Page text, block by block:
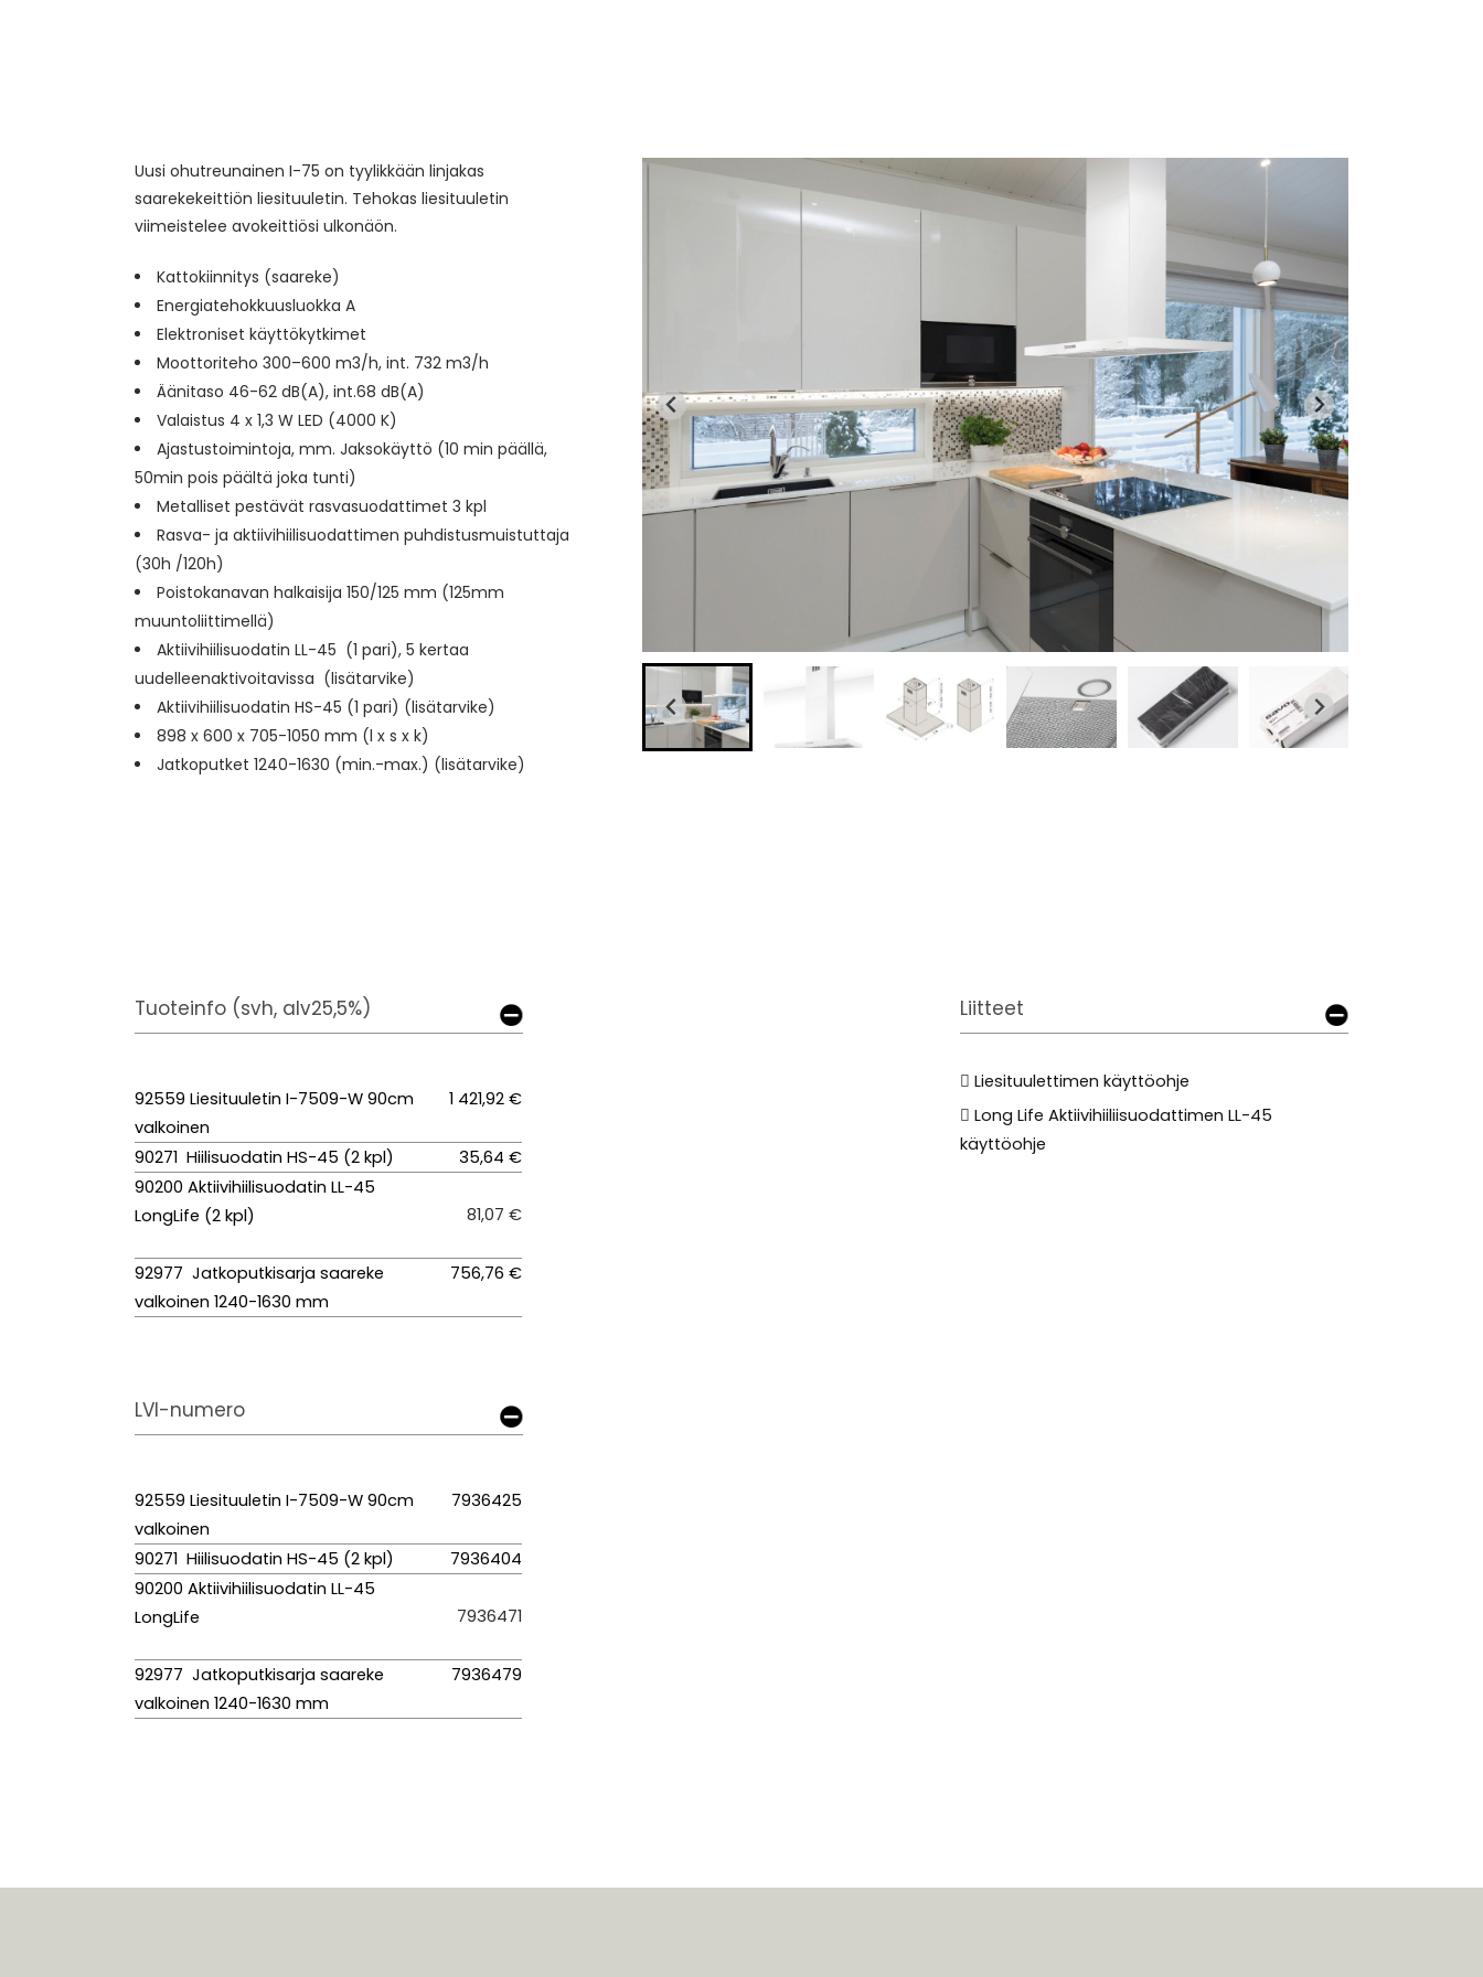
Uusi ohutreunainen I-75 on tyylikkään linjakas
saarekekeittiön liesituuletin. Tehokas liesituuletin
viimeistelee avokeittiösi ulkonäön.
Kattokiinnitys (saareke)
Energiatehokkuusluokka A
Elektroniset käyttökytkimet
Moottoriteho 300–600 m3/h, int. 732 m3/h
Äänitaso 46-62 dB(A), int.68 dB(A)
Valaistus 4 x 1,3 W LED (4000 K)
Ajastustoimintoja, mm. Jaksokäyttö (10 min päällä,
50min pois päältä joka tunti)
Metalliset pestävät rasvasuodattimet 3 kpl
Rasva- ja aktiivihiilisuodattimen puhdistusmuistuttaja
(30h /120h)
Poistokanavan halkaisija 150/125 mm (125mm
muuntoliittimellä)
Aktiivihiilisuodatin LL-45 (1 pari), 5 kertaa
uudelleenaktivoitavissa (lisätarvike)
Aktiivihiilisuodatin HS-45 (1 pari) (lisätarvike)
898 x 600 x 705-1050 mm (l x s x k)
Jatkoputket 1240-1630 (min.-max.) (lisätarvike)
Tuoteinfo (svh, alv25,5%)
92559 Liesituuletin I-7509-W 90cm
valkoinen
1 421,92 €
90271 Hiilisuodatin HS-45 (2 kpl)
35,64 €
90200 Aktiivihiilisuodatin LL-45
LongLife (2 kpl)
81,07 €
92977 Jatkoputkisarja saareke
valkoinen 1240-1630 mm
756,76 €
LVI-numero
92559 Liesituuletin I-7509-W 90cm
valkoinen
7936425
90271 Hiilisuodatin HS-45 (2 kpl)
7936404
90200 Aktiivihiilisuodatin LL-45
LongLife
7936471
92977 Jatkoputkisarja saareke
valkoinen 1240-1630 mm
7936479
Liitteet
Liesituulettimen käyttöohje
Long Life Aktiivihiiliisuodattimen LL-45
käyttöohje